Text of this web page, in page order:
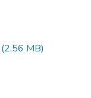
(2,56 MB)